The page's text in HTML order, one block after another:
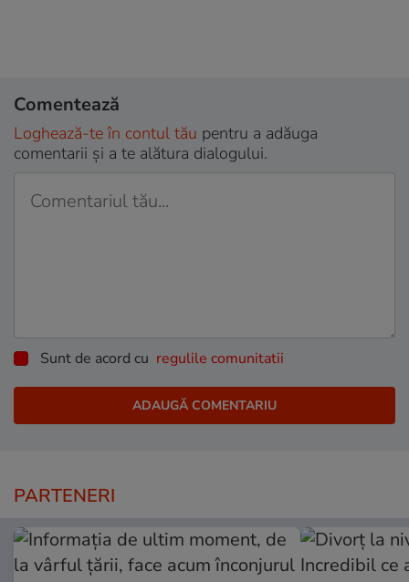
Comentează
Loghează-te în contul tău pentru a adăuga
comentarii și a te alătura dialogului.
Sunt de acord cu regulile comunitatii
PARTENERI